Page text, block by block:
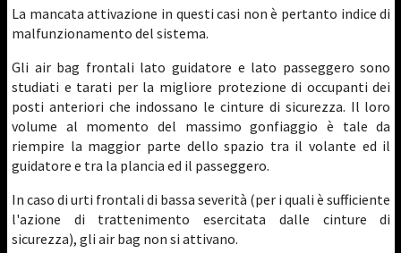
La mancata attivazione in questi casi non è pertanto indice di
malfunzionamento del sistema.
Gli air bag frontali lato guidatore e lato passeggero sono
studiati e tarati per la migliore protezione di occupanti dei
posti anteriori che indossano le cinture di sicurezza. Il loro
volume al momento del massimo gonfiaggio è tale da
riempire la maggior parte dello spazio tra il volante ed il
guidatore e tra la plancia ed il passeggero.
In caso di urti frontali di bassa severità (per i quali è sufficiente
l'azione di trattenimento esercitata dalle cinture di
sicurezza), gli air bag non si attivano.